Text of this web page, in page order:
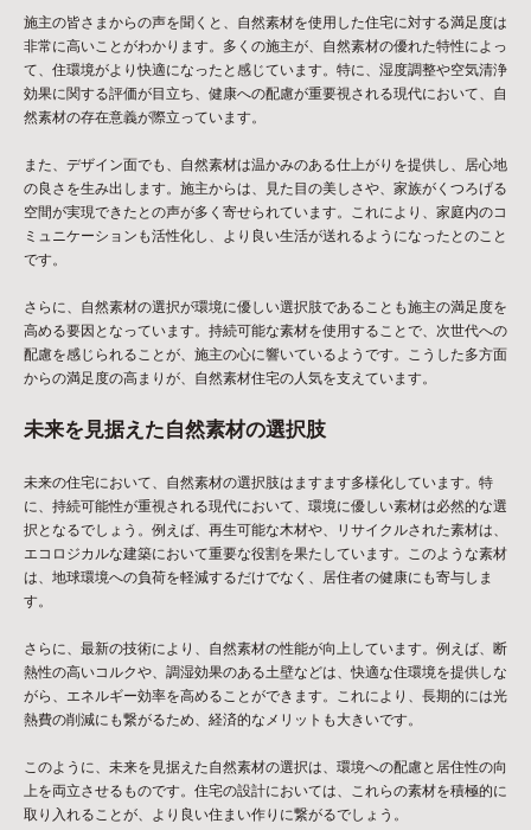
施主の皆さまからの声を聞くと、自然素材を使用した住宅に対する満足度は
非常に高いことがわかります。多くの施主が、自然素材の優れた特性によっ
て、住環境がより快適になったと感じています。特に、湿度調整や空気清浄
効果に関する評価が目立ち、健康への配慮が重要視される現代において、自
然素材の存在意義が際立っています。
また、デザイン面でも、自然素材は温かみのある仕上がりを提供し、居心地
の良さを生み出します。施主からは、見た目の美しさや、家族がくつろげる
空間が実現できたとの声が多く寄せられています。これにより、家庭内のコ
ミュニケーションも活性化し、より良い生活が送れるようになったとのこと
です。
さらに、自然素材の選択が環境に優しい選択肢であることも施主の満足度を
高める要因となっています。持続可能な素材を使用することで、次世代への
配慮を感じられることが、施主の心に響いているようです。こうした多方面
からの満足度の高まりが、自然素材住宅の人気を支えています。
未来を見据えた自然素材の選択肢
未来の住宅において、自然素材の選択肢はますます多様化しています。特
に、持続可能性が重視される現代において、環境に優しい素材は必然的な選
択となるでしょう。例えば、再生可能な木材や、リサイクルされた素材は、
エコロジカルな建築において重要な役割を果たしています。このような素材
は、地球環境への負荷を軽減するだけでなく、居住者の健康にも寄与しま
す。
さらに、最新の技術により、自然素材の性能が向上しています。例えば、断
熱性の高いコルクや、調湿効果のある土壁などは、快適な住環境を提供しな
がら、エネルギー効率を高めることができます。これにより、長期的には光
熱費の削減にも繋がるため、経済的なメリットも大きいです。
このように、未来を見据えた自然素材の選択は、環境への配慮と居住性の向
上を両立させるものです。住宅の設計においては、これらの素材を積極的に
取り入れることが、より良い住まい作りに繋がるでしょう。